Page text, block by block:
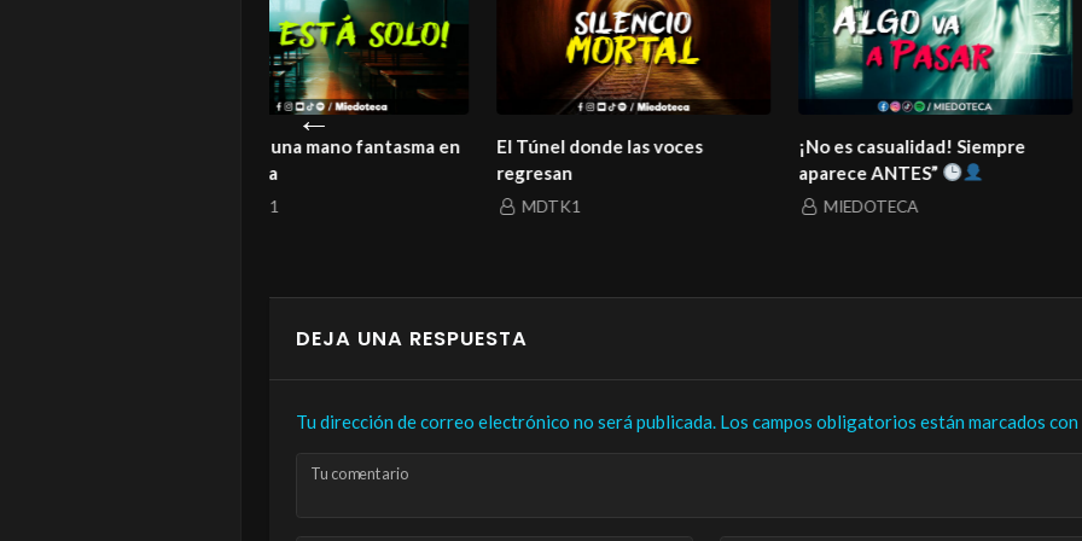
¡No es casualidad! Siempre
¡Este es el motivo por el que los
fantasmas NO se van!
La Carreta Maldita del bosque
El Espectro de
real
DEJA UNA RESPUESTA
Tu dirección de correo electrónico no será publicada. Los campos obligatorios están marcados con
Tu comentario